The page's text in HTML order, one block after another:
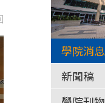
學院消息
新聞稿